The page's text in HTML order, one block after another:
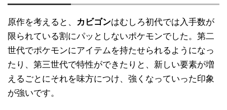
原作を考えると、 カビゴンはむしろ初代では入手数が
限られている割にパッとしないポケモンでした。第二
世代でポケモンにアイテムを持たせられるようになっ
たり、第三世代で特性ができたりと、新しい要素が増
えるごとにそれを味方につけ、強くなっていった印象
が強いです。